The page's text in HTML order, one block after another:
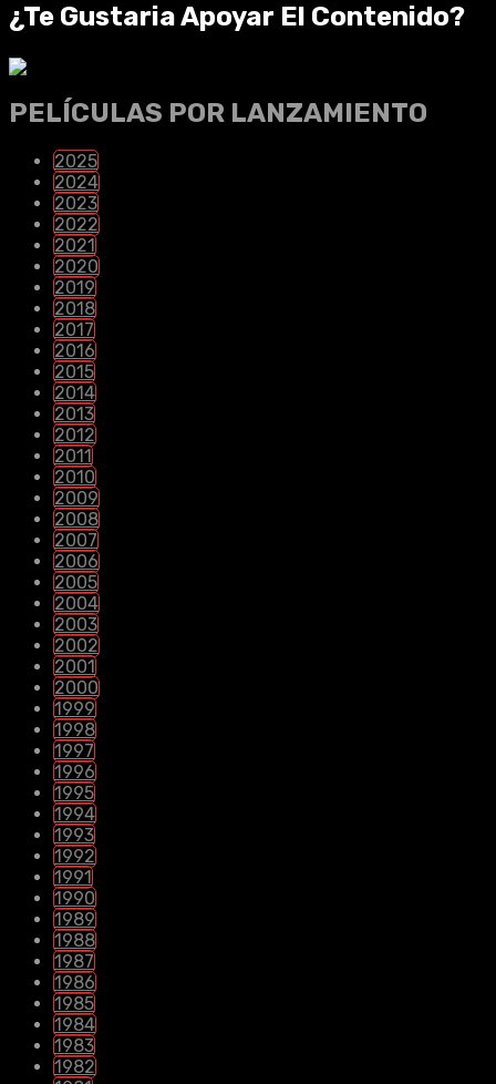
¿Te Gustaria Apoyar El Contenido?
PELÍCULAS POR LANZAMIENTO
2025
2024
2023
2022
2021
2020
2019
2018
2017
2016
2015
2014
2013
2012
2011
2010
2009
2008
2007
2006
2005
2004
2003
2002
2001
2000
1999
1998
1997
1996
1995
1994
1993
1992
1991
1990
1989
1988
1987
1986
1985
1984
1983
1982